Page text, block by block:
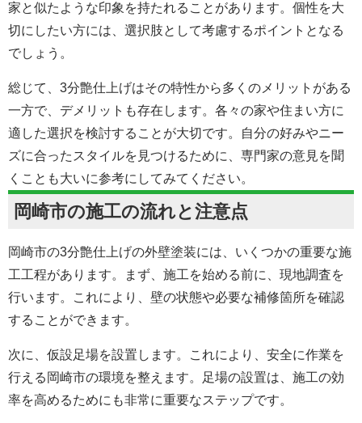
家と似たような印象を持たれることがあります。個性を大
切にしたい方には、選択肢として考慮するポイントとなる
でしょう。
総じて、3分艶仕上げはその特性から多くのメリットがある
一方で、デメリットも存在します。各々の家や住まい方に
適した選択を検討することが大切です。自分の好みやニー
ズに合ったスタイルを見つけるために、専門家の意見を聞
くことも大いに参考にしてみてください。
岡崎市の施工の流れと注意点
岡崎市の3分艶仕上げの外壁塗装には、いくつかの重要な施
工工程があります。まず、施工を始める前に、現地調査を
行います。これにより、壁の状態や必要な補修箇所を確認
することができます。
次に、仮設足場を設置します。これにより、安全に作業を
行える岡崎市の環境を整えます。足場の設置は、施工の効
率を高めるためにも非常に重要なステップです。